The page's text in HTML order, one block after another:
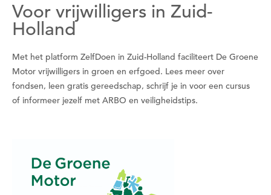
Voor vrijwilligers in Zuid-
Holland
Met het platform ZelfDoen in Zuid-Holland faciliteert De Groene
Motor vrijwilligers in groen en erfgoed. Lees meer over
fondsen, leen gratis gereedschap, schrijf je in voor een cursus
of informeer jezelf met ARBO en veiligheidstips.
Om gereedschap te kunnen lenen moet je eerst
een datum kiezen
Wil je nu een datum kiezen?